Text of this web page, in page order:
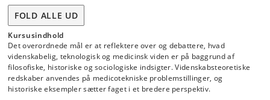
FOLD ALLE UD
Kursusindhold
Det overordnede mål er at reflektere over og debattere, hvad
videnskabelig, teknologisk og medicinsk viden er på baggrund af
filosofiske, historiske og sociologiske indsigter. Videnskabsteoretiske
redskaber anvendes på medicotekniske problemstillinger, og
historiske eksempler sætter faget i et bredere perspektiv.